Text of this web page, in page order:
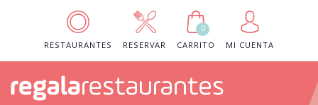
RESTAURANTES RESERVAR
0
CARRITO
MI CUENTA